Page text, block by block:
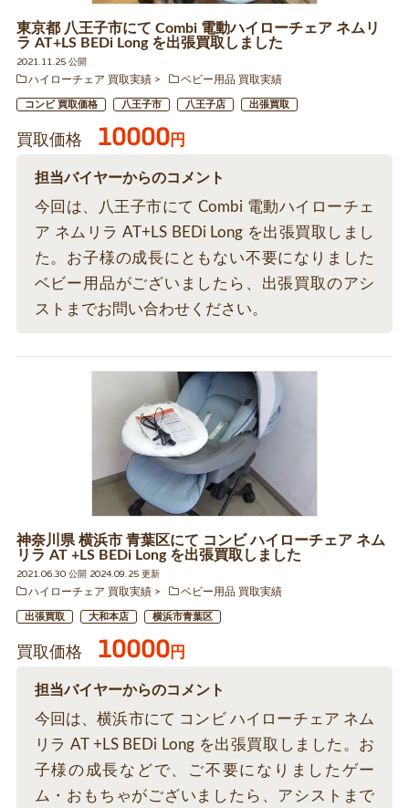
東京都 八王子市にて Combi 電動ハイローチェア ネムリ
ラ AT+LS BEDi Long を出張買取しました
2021.11.25 公開
ハイローチェア 買取実績
ベビー用品 買取実績
コンビ 買取価格 八王子市 八王子店 出張買取
買取価格 10000円
担当バイヤーからのコメント
今回は、八王子市にて Combi 電動ハイローチェ
ア ネムリラ AT+LS BEDi Long を出張買取しまし
た。お子様の成長にともない不要になりました
ベビー用品がございましたら、出張買取のアシ
ストまでお問い合わせください。
神奈川県 横浜市 青葉区にて コンビ ハイローチェア ネム
リラ AT +LS BEDi Long を出張買取しました
2021.06.30 公開 2024.09.25 更新
ハイローチェア 買取実績
ベビー用品 買取実績
出張買取 大和本店 横浜市青葉区
買取価格 10000円
担当バイヤーからのコメント
今回は、横浜市にて コンビ ハイローチェア ネム
リラ AT +LS BEDi Long を出張買取しました。お
子様の成長などで、ご不要になりましたゲー
ム・おもちゃがございましたら、アシストまで